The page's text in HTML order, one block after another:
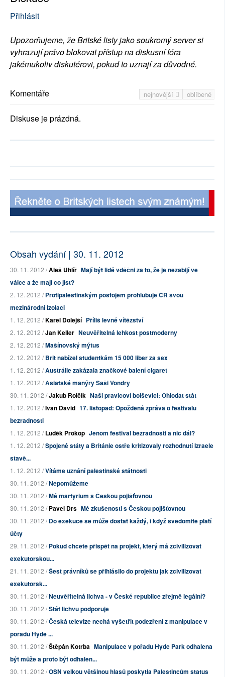
Přihlásit
Upozorňujeme, že Britské listy jako soukromý server si
vyhrazují právo blokovat přístup na diskusní fóra
jakémukoliv diskutérovi, pokud to uznají za důvodné.
nejnovější oblíbené
Komentáře
Diskuse je prázdná.
Obsah vydání | 30. 11. 2012
30. 11. 2012 /Aleš Uhlíř Mají být lidé vděčni za to, že je nezabijí ve
válce a že mají co jíst?
2. 12. 2012 /Protipalestinským postojem prohlubuje ČR svou
mezinárodní izolaci
1. 12. 2012 /Karel Dolejší Příliš levné vítězství
2. 12. 2012 /Jan Keller Neuvěřitelná lehkost postmoderny
2. 12. 2012 /Mašínovský mýtus
2. 12. 2012 /Brit nabízel studentkám 15 000 liber za sex
1. 12. 2012 /Austrálie zakázala značkové balení cigaret
1. 12. 2012 /Asiatské manýry Saši Vondry
30. 11. 2012 /Jakub Rolčík Naši pravicoví bolševici: Ohlodat stát
1. 12. 2012 /Ivan David 17. listopad: Opožděná zpráva o festivalu
bezradnosti
1. 12. 2012 /Luděk Prokop Jenom festival bezradnosti a nic dál?
1. 12. 2012 /Spojené státy a Británie ostře kritizovaly rozhodnutí Izraele
stavě...
1. 12. 2012 /Vítáme uznání palestinské státnosti
30. 11. 2012 /Nepomůžeme
30. 11. 2012 /Mé martyrium s Českou pojišťovnou
30. 11. 2012 /Pavel Drs Mé zkušenosti s Českou pojišťovnou
30. 11. 2012 /Do exekuce se může dostat každý, i když svědomitě platí
účty
29. 11. 2012 /Pokud chcete přispět na projekt, který má zcivilizovat
exekutorskou...
21. 11. 2012 /Šest právníků se přihlásilo do projektu jak zcivilizovat
exekutorsk...
30. 11. 2012 /Neuvěřitelná lichva - v České republice zřejmě legální?
30. 11. 2012 /Stát lichvu podporuje
30. 11. 2012 /Česká televize nechá vyšetřit podezření z manipulace v
pořadu Hyde ...
30. 11. 2012 /Štěpán Kotrba Manipulace v pořadu Hyde Park odhalena
být může a proto být odhalen...
30. 11. 2012 /OSN velkou většinou hlasů poskytla Palestincům status